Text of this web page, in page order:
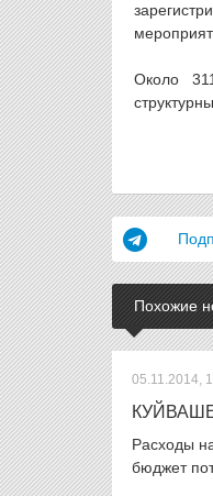
Около
Похожие
05.11.2014,
Расходы
бюджет